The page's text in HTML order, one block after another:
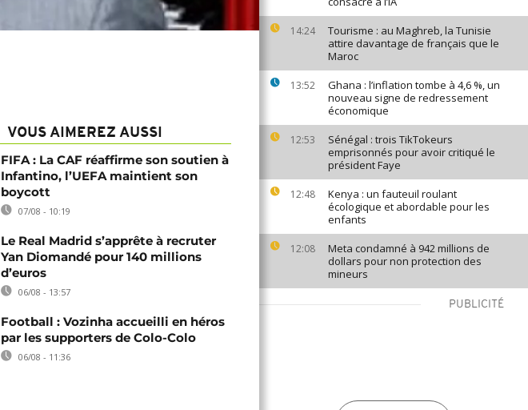
14:24
Tourisme : au Maghreb, la Tunisie
attire davantage de français que le
Maroc
13:52
Ghana : l’inflation tombe à 4,6 %, un
nouveau signe de redressement
économique
12:53
Sénégal : trois TikTokeurs
emprisonnés pour avoir critiqué le
président Faye
12:48
Kenya : un fauteuil roulant
écologique et abordable pour les
enfants
12:08
Meta condamné à 942 millions de
dollars pour non protection des
mineurs
PUBLICITÉ
VOUS AIMEREZ AUSSI
FIFA : La CAF réaffirme son soutien à
Infantino, l’UEFA maintient son
boycott
07/08 - 10:19
Le Real Madrid s’apprête à recruter
Yan Diomandé pour 140 millions
d’euros
06/08 - 13:57
Football : Vozinha accueilli en héros
par les supporters de Colo-Colo
06/08 - 11:36